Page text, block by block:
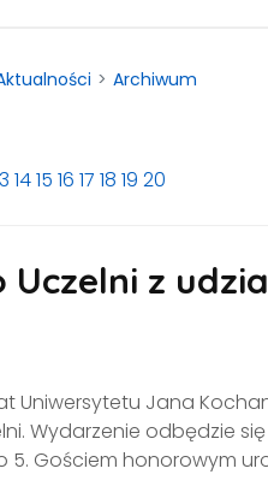
Archiwum
1415 16 17 18 19 20
Uczelni z
Uniwersytetu Jana
Wydarzenie odbędzie
5. Gościem honorowym